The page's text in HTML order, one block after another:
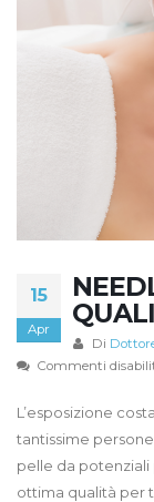
15
Apr
Di
Commenti
L’esposizione
tantissime
pelle da
ottima qualità per